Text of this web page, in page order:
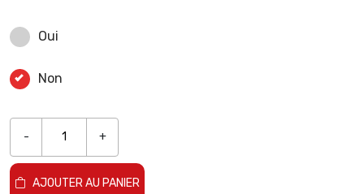
Oui
Non
- +
AJOUTER AU PANIER